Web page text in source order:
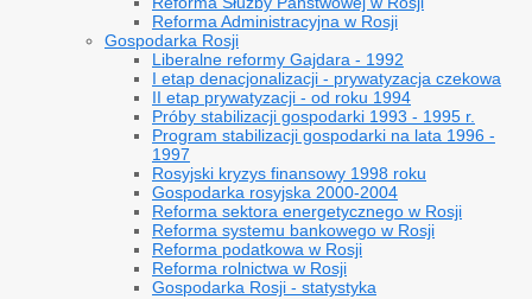
Reforma Administracyjna w Rosji
Gospodarka Rosji
Liberalne reformy Gajdara - 1992
I etap denacjonalizacji - prywatyzacja czekowa
II etap prywatyzacji - od roku 1994
Próby stabilizacji gospodarki 1993 - 1995 r.
Program stabilizacji gospodarki na lata 1996 -
1997
Rosyjski kryzys finansowy 1998 roku
Gospodarka rosyjska 2000-2004
Reforma sektora energetycznego w Rosji
Reforma systemu bankowego w Rosji
Reforma podatkowa w Rosji
Reforma rolnictwa w Rosji
Gospodarka Rosji - statystyka